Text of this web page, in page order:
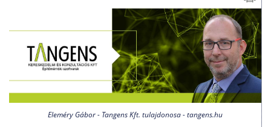
Eleméry Gábor - Tangens Kft. tulajdonosa - tangens.hu